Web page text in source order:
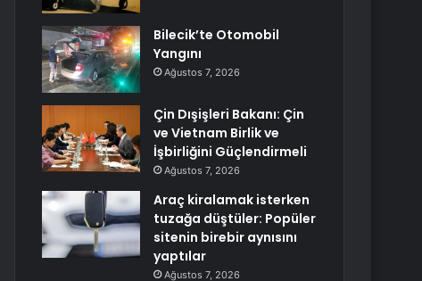
Bilecik’te Otomobil
Yangını
Ağustos 7, 2026
Çin Dışişleri Bakanı: Çin
ve Vietnam Birlik ve
İşbirliğini Güçlendirmeli
Ağustos 7, 2026
Araç kiralamak isterken
tuzağa düştüler: Popüler
sitenin birebir aynısını
yaptılar
Ağustos 7, 2026